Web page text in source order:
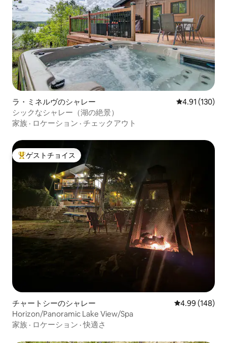
ラ・ミネルヴのシャレー レビュー130
4.91 (130)
シックなシャレー（湖の絶景）
家族 · ロケーション · チェックアウト
大好評のゲストチョイスです。
ゲストチョイス
チャートシーのシャレー レビュー148
4.99 (148)
Horizon/Panoramic Lake View/Spa
家族 · ロケーション ·快適さ